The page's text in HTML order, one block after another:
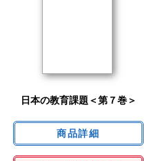
日本の教育課題＜第７巻＞